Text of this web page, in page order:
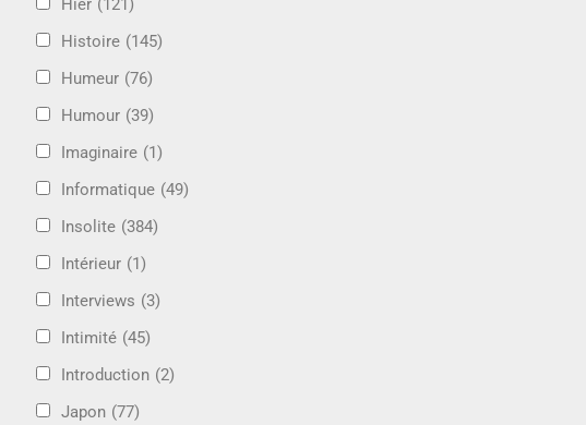
Hier (121)
Histoire (145)
Humeur (76)
Humour (39)
Imaginaire (1)
Informatique (49)
Insolite (384)
Intérieur (1)
Interviews (3)
Intimité (45)
Introduction (2)
Japon (77)